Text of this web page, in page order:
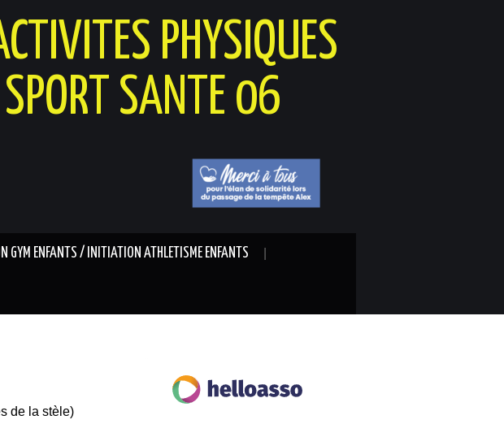
PHYSIQUES
SANTE 06
GYM ENFANTS / INITIATION ATHLETISME ENFANTS
de la stèle)